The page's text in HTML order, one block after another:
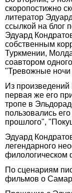
скоропостижно
литератор
ссылкой на блог
Эдуард
собственным
Туркмении,
соавтором
"Тревожные
Из
первая же его
тропе в
пользовались
прошлого",
Эдуард
легендарного
филологическом
По сценариям
фильмов о